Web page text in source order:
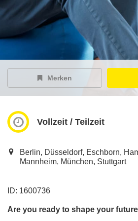
EY Careers Spotlight
der Karriere-Podcast
EY Joblight
Merken
Vollzeit / Teilzeit
Berlin, Düsseldorf, Eschborn,
Mannheim, München, Stuttgart
ID: 1600736
Are you ready to shape your